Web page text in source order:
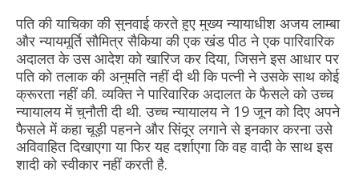
पति की याचिका की सुनवाई करते हुए मुख्य न्यायाधीश अजय लाम्बा
और न्यायमूर्ति सौमित्र सैकिया की एक खंड पीठ ने एक पारिवारिक
अदालत के उस आदेश को खारिज कर दिया, जिसने इस आधार पर
पति को तलाक की अनुमति नहीं दी थी कि पत्नी ने उसके साथ कोई
क्रूरता नहीं की. व्यक्ति ने पारिवारिक अदालत के फैसले को उच्च
न्यायालय में चुनौती दी थी. उच्च न्यायालय ने 19 जून को दिए अपने
फैसले में कहा चूड़ी पहनने और सिंदूर लगाने से इनकार करना उसे
अविवाहित दिखाएगा या फिर यह दर्शाएगा कि वह वादी के साथ इस
शादी को स्वीकार नहीं करती है.